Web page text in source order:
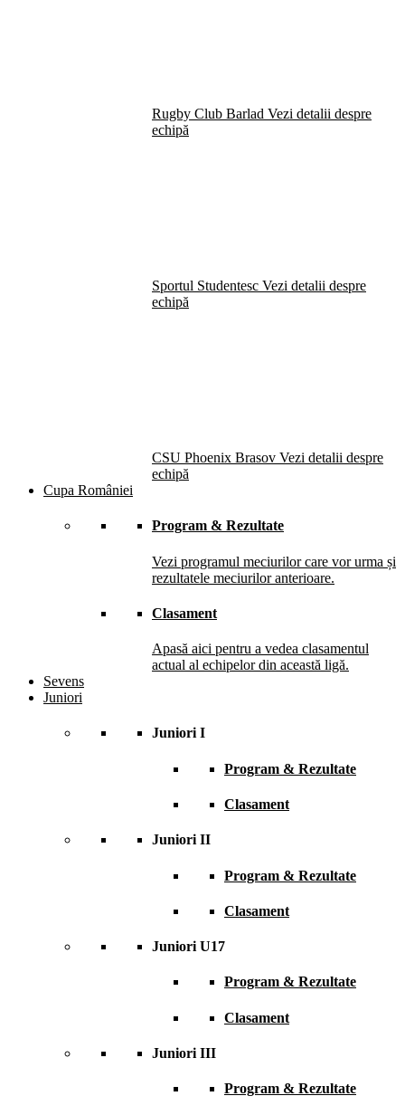
Rugby Club Barlad Vezi detalii despre
echipă
Sportul Studentesc Vezi detalii despre
echipă
CSU Phoenix Brasov Vezi detalii despre
echipă
Cupa României
Program & Rezultate
Vezi programul meciurilor care vor urma și
rezultatele meciurilor anterioare.
Clasament
Apasă aici pentru a vedea clasamentul
actual al echipelor din această ligă.
Sevens
Juniori
Juniori I
Program & Rezultate
Clasament
Juniori II
Program & Rezultate
Clasament
Juniori U17
Program & Rezultate
Clasament
Juniori III
Program & Rezultate